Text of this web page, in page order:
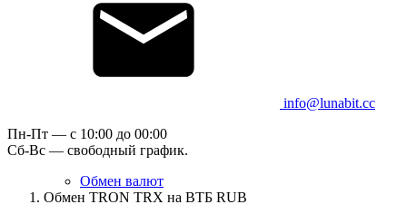
info@lunabit.cc
Пн-Пт — c 10:00 до 00:00
Сб-Вс — свободный график.
Обмен валют
Обмен TRON TRX на ВТБ RUB